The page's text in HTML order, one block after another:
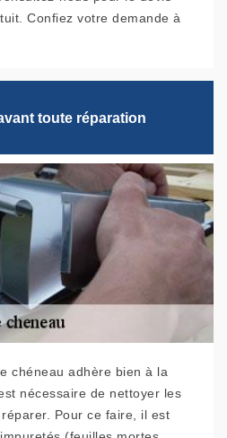
Confiez votre demande à
toute réparation
chéneau adhère bien à la
nécessaire de nettoyer les
Pour ce faire, il est